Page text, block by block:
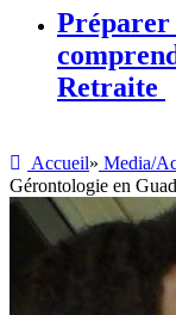
Préparer
Retraite
Accueil» Media/
Gérontologie en